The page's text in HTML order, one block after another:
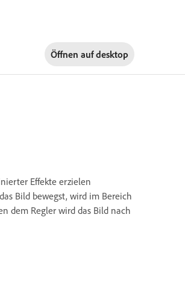
Öffnen aufdesktop
Effekte erzielen
Bild bewegst, wird im Bereich
dem Regler wird das Bild nach